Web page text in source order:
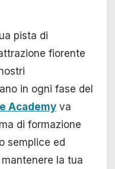
pista di
fiorente
in ogni fase del
Academy va
di formazione
semplice ed
la tua